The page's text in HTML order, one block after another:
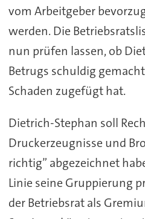
vom Arbeitgeber
werden. Die
nun prüfen lassen, ob
Betrugs schuldig
Schaden zugefügt hat.
Dietrich-Stephan soll
Druckerzeugnisse und
richtig” abgezeichnet
Linie seine Gruppierung
der Betriebsrat als